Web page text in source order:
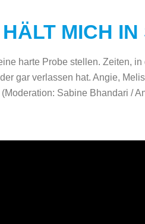
MICH
harte Probe stellen. Zeiten,
gar verlassen hat. Angie,
(Moderation: Sabine Bhandari /